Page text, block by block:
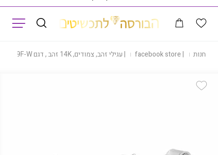
חנות |
facebook store
|עגילי זהב, צמודים, 14K זהב , דגם E371-OR529F-W